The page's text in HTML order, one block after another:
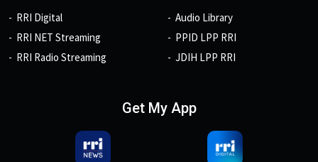
RRI Digital
RRI NET Streaming
RRI Radio Streaming
Audio Library
PPID LPP RRI
JDIH LPP RRI
Get My App